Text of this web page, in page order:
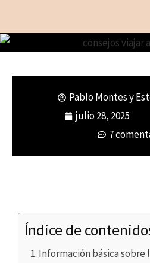
Consejos para
Todo lo que
Pablo Montes y
julio 28, 2025
7
Índice de
Información básica sobre